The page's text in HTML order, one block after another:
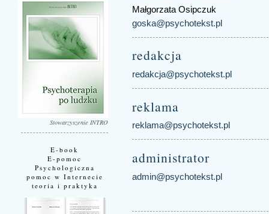
Stowarzyszenie INTRO
E-book
E-pomoc
Psychologiczna
pomoc w Internecie
teoria i praktyka
Małgorzata Osipczuk
goska@psychotekst.pl
redakcja
redakcja@psychotekst.pl
reklama
reklama@psychotekst.pl
administrator
admin@psychotekst.pl